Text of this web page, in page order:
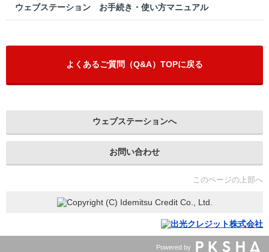
ウェブステーション お手続き・使い方マニュアル
よくあるご質問（Q&A）TOPに戻る
ウェブステーションへ
お問い合わせ
このページの上部へ
Powered by